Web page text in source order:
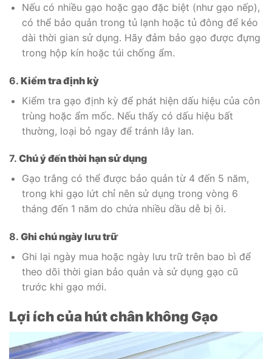
Nếu có nhiều gạo hoặc gạo đặc biệt (như gạo nếp),
có thể bảo quản trong tủ lạnh hoặc tủ đông để kéo
dài thời gian sử dụng. Hãy đảm bảo gạo được đựng
trong hộp kín hoặc túi chống ẩm.
6. Kiểm tra định kỳ
Kiểm tra gạo định kỳ để phát hiện dấu hiệu của côn
trùng hoặc ẩm mốc. Nếu thấy có dấu hiệu bất
thường, loại bỏ ngay để tránh lây lan.
7. Chú ý đến thời hạn sử dụng
Gạo trắng có thể được bảo quản từ 4 đến 5 năm,
trong khi gạo lứt chỉ nên sử dụng trong vòng 6
tháng đến 1 năm do chứa nhiều dầu dễ bị ôi.
8. Ghi chú ngày lưu trữ
Ghi lại ngày mua hoặc ngày lưu trữ trên bao bì để
theo dõi thời gian bảo quản và sử dụng gạo cũ
trước khi gạo mới.
Lợi ích của hút chân không Gạo